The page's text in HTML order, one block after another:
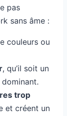
pas
sans âme :
couleurs ou
, qu’il soit un
trop
et créent un